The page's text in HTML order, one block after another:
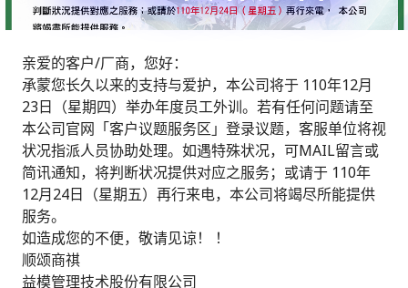
亲爱的客户/厂商，您好：
承蒙您长久以来的支持与爱护，本公司将于 110年12月
23日（星期四）举办年度员工外训。若有任何问题请至
本公司官网「客户议题服务区」登录议题，客服单位将视
状况指派人员协助处理。如遇特殊状况，可MAIL留言或
简讯通知，将判断状况提供对应之服务；或请于 110年
12月24日（星期五）再行来电，本公司将竭尽所能提供
服务。
如造成您的不便，敬请见谅！ ！
顺颂商祺
益模管理技术股份有限公司